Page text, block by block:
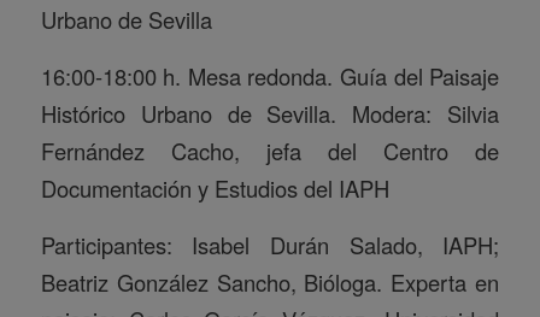
Urbano de Sevilla
16:00-18:00 h. Mesa redonda. Guía del Paisaje
Histórico Urbano de Sevilla. Modera: Silvia
Fernández Cacho, jefa del Centro de
Documentación y Estudios del IAPH
Participantes: Isabel Durán Salado, IAPH;
Beatriz González Sancho, Bióloga. Experta en